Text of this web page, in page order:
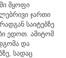
მყოფი
ჯართი
საიტებზე
ედოთ. ამიტომ
და
სადაც